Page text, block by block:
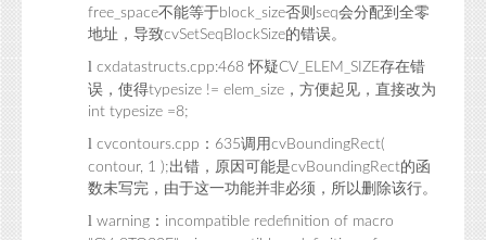
free_space不能等于block_size否则 seq会分配到全零
地址，导致cvSetSeqBlockSize的错误。
l cxdatastructs.cpp:468怀疑CV_ELEM_SIZE存在错
误，使得typesize != elem_size ，方便起见，直接改为
int typesize =8;
l cvcontours.cpp ： 635调用cvBoundingRect(
contour, 1 );出错，原因可能是cvBoundingRect的函
数未写完，由于这一功能并非必须，所以删除该行。
l warning ： incompatible redefinition of macro